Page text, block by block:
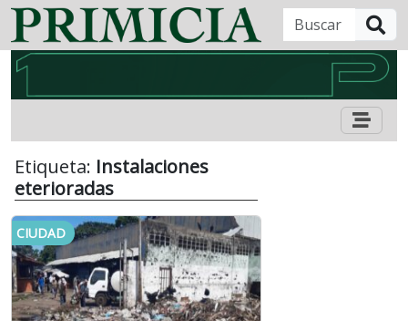
Etiqueta: Instalaciones
eterioradas
CIUDAD